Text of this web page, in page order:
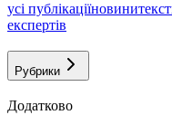
усі публікаціїновини
експертів
Рубрики
Додатково